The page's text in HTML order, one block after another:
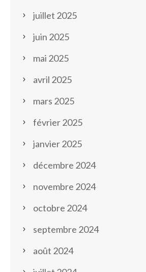
juillet 2025
juin 2025
mai 2025
avril 2025
mars 2025
février 2025
janvier 2025
décembre 2024
novembre 2024
octobre 2024
septembre 2024
août 2024